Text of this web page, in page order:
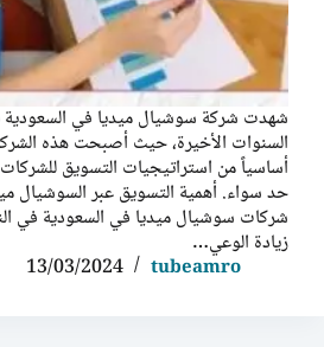
شهدت شركة سوشيال ميديا في السعودية
السنوات الأخيرة، حيث أصبحت هذه
أساسياً من استراتيجيات التسويق
حد سواء. أهمية التسويق عبر السوشيال
شركات سوشيال ميديا في السعودية في
زيادة الوعي…
tubeamro
13/03/2024